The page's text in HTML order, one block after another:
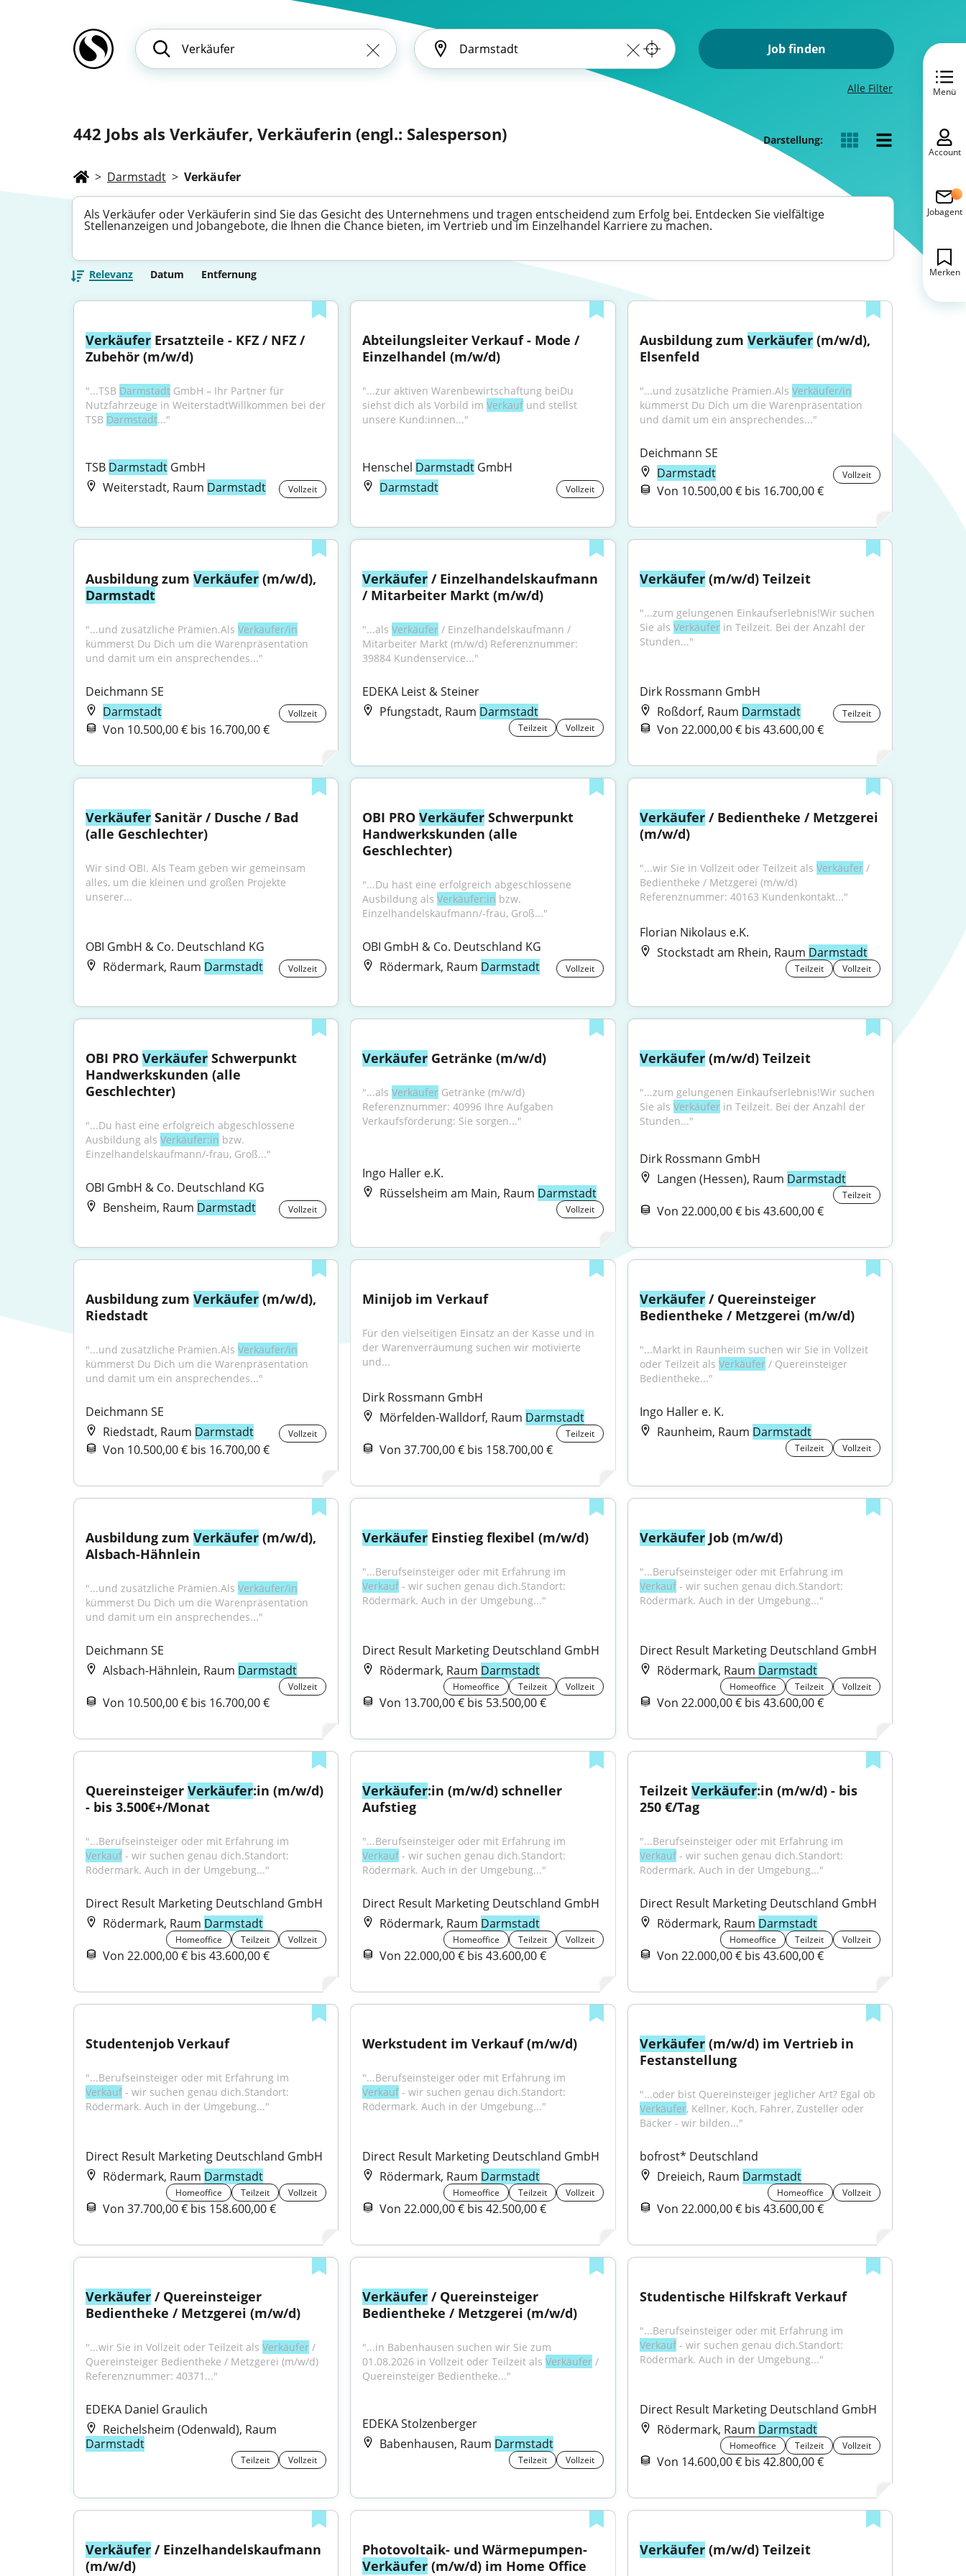
Job finden
Alle Filter
442 Jobs als Verkäufer, Verkäuferin (engl.: Salesperson) Darstellung:
> Darmstadt > Verkäufer
Als Verkäufer oder Verkäuferin sind Sie das Gesicht des Unternehmens und tragen entscheidend zum Erfolg bei. Entdecken Sie vielfältige
Stellenanzeigen und Jobangebote, die Ihnen die Chance bieten, im Vertrieb und im Einzelhandel Karriere zu machen.
Relevanz Datum Entfernung
Verkäufer Ersatzteile - KFZ / NFZ /
Zubehör (m/w/d)
"...TSB Darmstadt GmbH – Ihr Partner für
Nutzfahrzeuge in WeiterstadtWillkommen bei der
TSB Darmstadt..."
TSB Darmstadt GmbH
Weiterstadt, Raum Darmstadt Vollzeit
Abteilungsleiter Verkauf - Mode /
Einzelhandel (m/w/d)
"...zur aktiven Warenbewirtschaftung beiDu
siehst dich als Vorbild im Verkauf und stellst
unsere Kund:innen..."
Henschel Darmstadt GmbH
Darmstadt
Vollzeit
Ausbildung zum Verkäufer (m/w/d),
Elsenfeld
"...und zusätzliche Prämien.Als Verkäufer/in
kümmerst Du Dich um die Warenpräsentation
und damit um ein ansprechendes..."
Deichmann SE
Darmstadt
Vollzeit
Von 10.500,00 € bis 16.700,00 €
Ausbildung zum Verkäufer
Darmstadt
"...und zusätzliche Prämien.Als Verkäufer/in
kümmerst Du Dich um die Warenpräsentation
und damit um ein ansprechendes..."
Deichmann SE
Darmstadt
Vollzeit
Von 10.500,00 € bis 16.700,00 €
Verkäufer / Einzelhandelskaufmann
/ Mitarbeiter Markt (m/w/d)
"...als Verkäufer / Einzelhandelskaufmann /
Mitarbeiter Markt (m/w/d) Referenznummer:
39884 Kundenservice..."
EDEKA Leist & Steiner
Pfungstadt, Raum Darmstadt
Teilzeit Vollzeit
Verkäufer (m/w/d) Teilzeit
"...zum gelungenen Einkaufserlebnis!Wir suchen
Sie als Verkäufer in Teilzeit. Bei der Anzahl der
Stunden..."
Dirk Rossmann GmbH
Roßdorf, Raum Darmstadt Teilzeit
Von 22.000,00 € bis 43.600,00 €
Verkäufer Sanitär / Dusche / Bad
(alle Geschlechter)
Wir sind OBI. Als Team geben wir gemeinsam
alles, um die kleinen und großen Projekte
unserer...
OBI GmbH & Co. Deutschland KG
Rödermark, Raum Darmstadt Vollzeit
OBI PRO Verkäufer Schwerpunkt
Handwerkskunden (alle
Geschlechter)
"...Du hast eine erfolgreich abgeschlossene
Ausbildung als Verkäufer:in bzw.
Einzelhandelskaufmann/-frau, Groß..."
OBI GmbH & Co. Deutschland KG
Rödermark, Raum Darmstadt Vollzeit
Verkäufer / Bedientheke / Metzgerei
(m/w/d)
"...wir Sie in Vollzeit oder Teilzeit als Verkäufer /
Bedientheke / Metzgerei (m/w/d)
Referenznummer: 40163 Kundenkontakt..."
Florian Nikolaus e.K.
Stockstadt am Rhein, Raum Darmstadt
Teilzeit Vollzeit
OBI PRO Verkäufer Schwerpunkt
Handwerkskunden (alle
Geschlechter)
"...Du hast eine erfolgreich abgeschlossene
Ausbildung als Verkäufer:in bzw.
Einzelhandelskaufmann/-frau, Groß..."
OBI GmbH & Co. Deutschland KG
Bensheim, Raum Darmstadt Vollzeit
Verkäufer Getränke (m/w/d)
"...als Verkäufer Getränke (m/w/d)
Referenznummer: 40996 Ihre Aufgaben
Verkaufsförderung: Sie sorgen..."
Ingo Haller e.K.
Rüsselsheim am Main, Raum Darmstadt
Vollzeit
Verkäufer (m/w/d) Teilzeit
"...zum gelungenen Einkaufserlebnis!Wir suchen
Sie als Verkäufer in Teilzeit. Bei der Anzahl der
Stunden..."
Dirk Rossmann GmbH
Langen (Hessen), Raum Darmstadt
Teilzeit
Von 22.000,00 € bis 43.600,00 €
Ausbildung zum Verkäufer (m/w/d),
Riedstadt
"...und zusätzliche Prämien.Als Verkäufer/in
kümmerst Du Dich um die Warenpräsentation
und damit um ein ansprechendes..."
Deichmann SE
Riedstadt, Raum Darmstadt Vollzeit
Von 10.500,00 € bis 16.700,00 €
Minijob im Verkauf
Für den vielseitigen Einsatz an der Kasse und in
der Warenverräumung suchen wir motivierte
und...
Dirk Rossmann GmbH
Mörfelden-Walldorf, Raum Darmstadt
Teilzeit
Von 37.700,00 € bis 158.700,00 €
Verkäufer / Quereinsteiger
Bedientheke / Metzgerei (m/w/d)
"...Markt in Raunheim suchen wir Sie in Vollzeit
oder Teilzeit als Verkäufer / Quereinsteiger
Bedientheke..."
Ingo Haller e. K.
Raunheim, Raum Darmstadt
Teilzeit Vollzeit
Ausbildung zum Verkäufer (m/w/d),
Alsbach-Hähnlein
"...und zusätzliche Prämien.Als Verkäufer/in
kümmerst Du Dich um die Warenpräsentation
und damit um ein ansprechendes..."
Deichmann SE
Alsbach-Hähnlein, Raum Darmstadt
Vollzeit
Von 10.500,00 € bis 16.700,00 €
Verkäufer Einstieg flexibel (m/w/d)
Verkauf - wir suchen genau dich.Standort:
Rödermark. Auch in der Umgebung..."
Direct Result Marketing Deutschland GmbH
Rödermark, Raum Darmstadt
Homeoffice Teilzeit Vollzeit
Von 13.700,00 € bis 53.500,00 €
Verkäufer Job (m/w/d)
Verkauf - wir suchen genau dich.Standort:
Rödermark. Auch in der Umgebung..."
Direct Result Marketing Deutschland GmbH
Rödermark, Raum Darmstadt
Homeoffice Teilzeit Vollzeit
Von 22.000,00 € bis 43.600,00 €
Quereinsteiger Verkäufer:in (m/w/d)
- bis 3.500€+/Monat
Verkauf - wir suchen genau dich.Standort:
Rödermark. Auch in der Umgebung..."
Direct Result Marketing Deutschland GmbH
Rödermark, Raum Darmstadt
Homeoffice Teilzeit Vollzeit
Von 22.000,00 € bis 43.600,00 €
Verkäufer:in (m/w/d) schneller
Aufstieg
Verkauf - wir suchen genau dich.Standort:
Rödermark. Auch in der Umgebung..."
Direct Result Marketing Deutschland GmbH
Rödermark, Raum Darmstadt
Homeoffice Teilzeit Vollzeit
Von 22.000,00 € bis 43.600,00 €
Teilzeit Verkäufer:in (m/w/d) - bis
250 €/Tag
Verkauf - wir suchen genau dich.Standort:
Rödermark. Auch in der Umgebung..."
Direct Result Marketing Deutschland GmbH
Rödermark, Raum Darmstadt
Homeoffice Teilzeit Vollzeit
Von 22.000,00 € bis 43.600,00 €
Studentenjob Verkauf
Verkauf - wir suchen genau dich.Standort:
Rödermark. Auch in der Umgebung..."
Direct Result Marketing Deutschland GmbH
Rödermark, Raum Darmstadt
Homeoffice Teilzeit Vollzeit
Von 37.700,00 € bis 158.600,00 €
Werkstudent im Verkauf (m/w/d)
Verkauf - wir suchen genau dich.Standort:
Rödermark. Auch in der Umgebung..."
Direct Result Marketing Deutschland GmbH
Rödermark, Raum Darmstadt
Homeoffice Teilzeit Vollzeit
Von 22.000,00 € bis 42.500,00 €
Verkäufer (m/w/d) im Vertrieb in
Festanstellung
Verkäufer, Kellner, Koch, Fahrer, Zusteller oder
Bäcker - wir bilden..."
bofrost* Deutschland
Dreieich, Raum Darmstadt
Homeoffice Vollzeit
Von 22.000,00 € bis 43.600,00 €
Verkäufer / Quereinsteiger
Bedientheke / Metzgerei (m/w/d)
"...wir Sie in Vollzeit oder Teilzeit als Verkäufer /
Quereinsteiger Bedientheke / Metzgerei (m/w/d)
Referenznummer: 40371..."
EDEKA Daniel Graulich
Reichelsheim (Odenwald), Raum
Darmstadt
Teilzeit Vollzeit
Verkäufer / Quereinsteiger
Bedientheke / Metzgerei (m/w/d)
"...in Babenhausen suchen wir Sie zum
01.08.2026 in Vollzeit oder Teilzeit als Verkäufer /
Quereinsteiger Bedientheke..."
EDEKA Stolzenberger
Babenhausen, Raum Darmstadt
Teilzeit Vollzeit
Studentische Hilfskraft Verkauf
Verkauf - wir suchen genau dich.Standort:
Rödermark. Auch in der Umgebung..."
Direct Result Marketing Deutschland GmbH
Rödermark, Raum Darmstadt
Homeoffice Teilzeit Vollzeit
Von 14.600,00 € bis 42.800,00 €
Verkäufer / Einzelhandelskaufmann
(m/w/d)
Photovoltaik- und Wärmepumpen-
Verkäufer (m/w/d) im Home Office
Verkäufer (m/w/d) Teilzeit
Menü
Account
Jobagent
Merken